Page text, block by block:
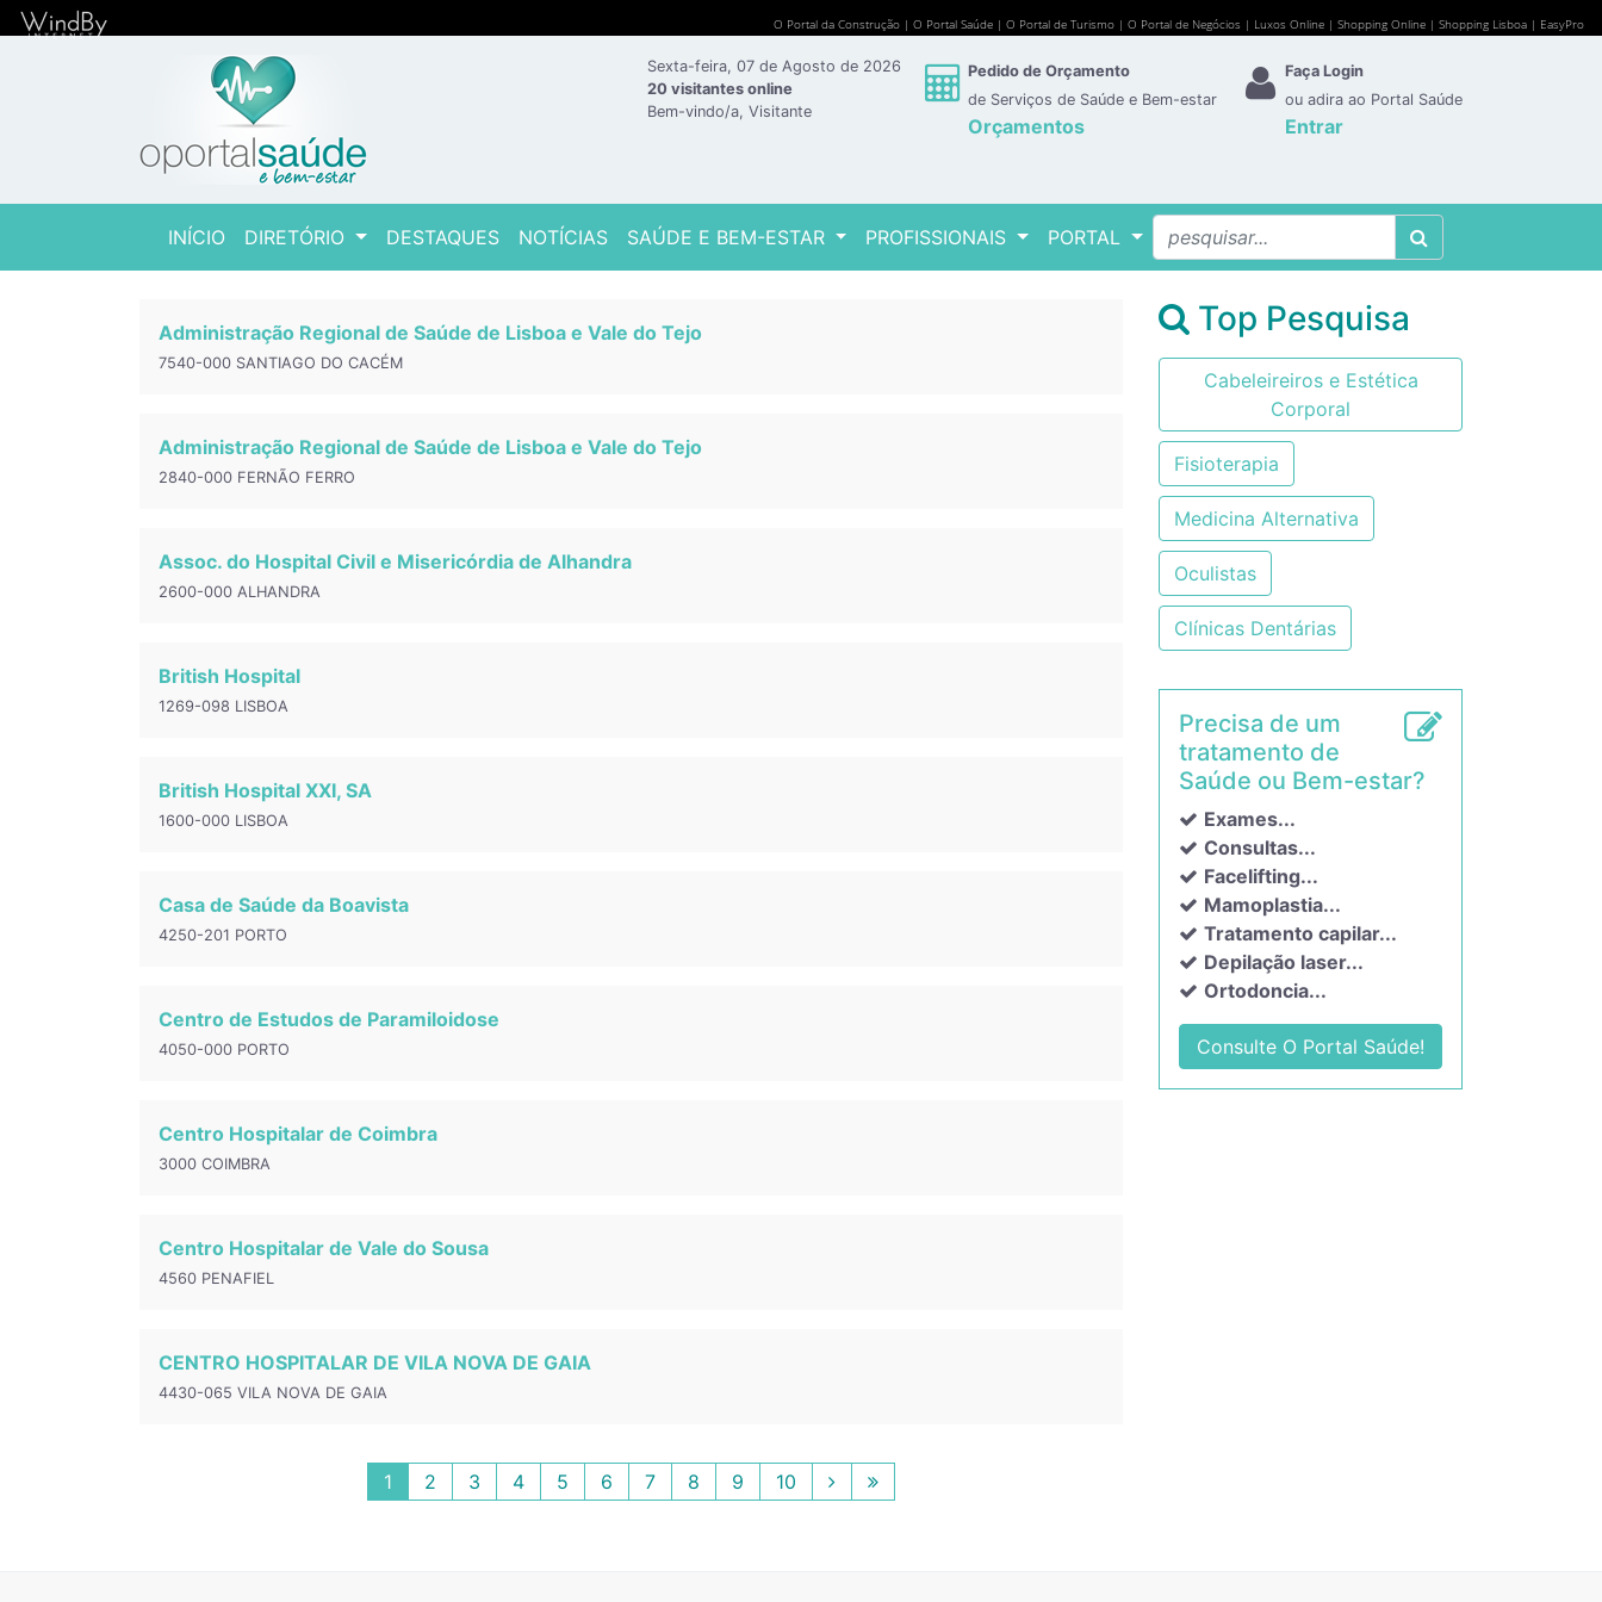
O Portal da Construção | O Portal Saúde | O Portal de Turismo | O Portal de Negócios | Luxos Online | Shopping Online | Shopping Lisboa | EasyPro
Sexta-feira, 07 de Agosto de 2026
20 visitantes online
Bem-vindo/a, Visitante
Pedido de Orçamento
de Serviços de Saúde e Bem-estar
Orçamentos
Faça Login
ou adira ao Portal Saúde
Entrar
INÍCIO(current)
DIRETÓRIO DESTAQUES NOTÍCIAS SAÚDE E BEM-ESTAR PROFISSIONAIS PORTAL
Administração Regional de Saúde de Lisboa e Vale do Tejo
7540-000 SANTIAGO DO CACÉM
Administração Regional de Saúde de Lisboa e Vale do Tejo
2840-000 FERNÃO FERRO
Assoc. do Hospital Civil e Misericórdia de Alhandra
2600-000 ALHANDRA
British Hospital
1269-098 LISBOA
British Hospital XXI, SA
1600-000 LISBOA
Casa de Saúde da Boavista
4250-201 PORTO
Centro de Estudos de Paramiloidose
4050-000 PORTO
Centro Hospitalar de Coimbra
3000 COIMBRA
Centro Hospitalar de Vale do Sousa
4560 PENAFIEL
CENTRO HOSPITALAR DE VILA NOVA DE GAIA
4430-065 VILA NOVA DE GAIA
1 2 3 4 5 6 7 8 9 10
Top Pesquisa
Cabeleireiros e Estética
Corporal
Fisioterapia
Medicina Alternativa
Oculistas
Clínicas Dentárias
Precisa de um
tratamento de
Saúde ou Bem-estar?
Exames...
Consultas...
Facelifting...
Mamoplastia...
Tratamento capilar...
Depilação laser...
Ortodoncia...
Consulte O Portal Saúde!